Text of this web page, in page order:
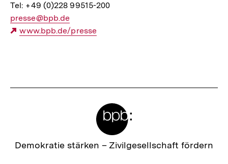
Tel: +49 (0)228 99515-200
E-
Mail
presse@bpb.de
Externer
www.bpb.de/presse
Zur
Demokratie stärken – Zivilgesellschaft fördern